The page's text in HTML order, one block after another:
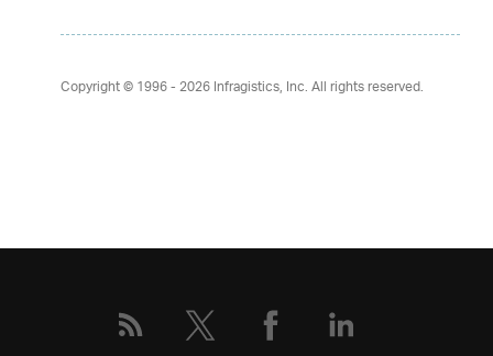
Copyright © 1996 - 2026Infragistics, Inc. All rights reserved.